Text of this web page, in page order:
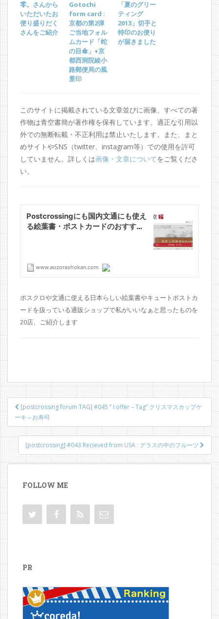
零。さんから
いただいたお
便り盛りだく
さんをご紹介
Gotochi
form card :
京都の第2弾
ご当地フォル
ムカード「蛇
の目傘」+京
都西洞院綾小
路郵便局の風
景印
「夏のグリー
ティング
2013」切手と
特印のお便り
が届きました
このサイトに掲載されている文章並びに画像、すべての著
作物は青空書簡が著作権を保有しています。適正な引用以
外での無断転載・不正利用は禁止いたします。また、まと
めサイトやSNS（twitter、instagram等）での使用を許可
していません。詳しくは画像・文章についてをご覧くださ
い。
ポスクロや文通に使える日本らしい絵葉書やキュートポストカ
ードを扱っている通販ショップで私がいいなぁと思ったものを
20店、ご紹介します
投
稿
ナ
ゲ
[postcrossing forum TAG] #045 ” I offer – Tag” クリスマスカップケ
ーキ⇔お寿司
[postcrossing] #043 Recieved from USA : グラスの中のフルーツ
FOLLOW ME
PR